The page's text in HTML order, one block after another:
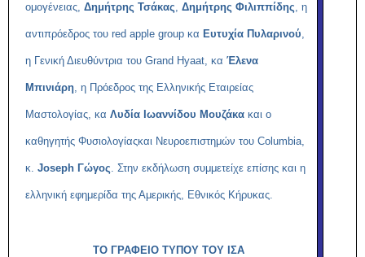
ομογένειας, Δημήτρης Τσάκας, Δημήτρης Φιλιππίδης, η
αντιπρόεδρος του red apple group κα Ευτυχία Πυλαρινού,
η Γενική Διευθύντρια του Grand Hyaat, κα Έλενα
Μπινιάρη, η Πρόεδρος της Ελληνικής Εταιρείας
Μαστολογίας, κα Λυδία Ιωαννίδου Μουζάκα και ο
καθηγητής Φυσιολογίαςκαι Νευροεπιστημών του Columbia,
κ. Joseph Γώγος. Στην εκδήλωση συμμετείχε επίσης και η
ελληνική εφημερίδα της Αμερικής, Εθνικός Κήρυκας.
ΤΟ ΓΡΑΦΕΙΟ ΤΥΠΟΥ ΤΟΥ ΙΣΑ